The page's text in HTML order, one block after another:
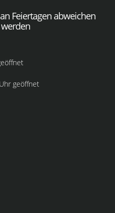
Feiertagen abweichen
geöffnet